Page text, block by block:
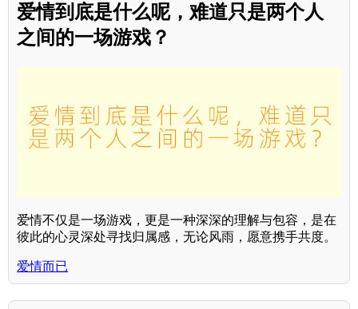
爱情到底是什么呢，难道只是两个人
之间的一场游戏？
爱情不仅是一场游戏，更是一种深深的理解与包容，是在
彼此的心灵深处寻找归属感，无论风雨，愿意携手共度。
爱情而已